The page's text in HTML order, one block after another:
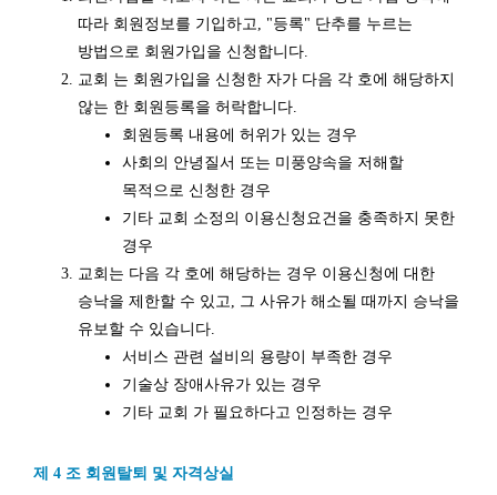
따라 회원정보를 기입하고, "등록" 단추를 누르는
방법으로 회원가입을 신청합니다.
교회 는 회원가입을 신청한 자가 다음 각 호에 해당하지
않는 한 회원등록을 허락합니다.
회원등록 내용에 허위가 있는 경우
사회의 안녕질서 또는 미풍양속을 저해할
목적으로 신청한 경우
기타 교회 소정의 이용신청요건을 충족하지 못한
경우
교회는 다음 각 호에 해당하는 경우 이용신청에 대한
승낙을 제한할 수 있고, 그 사유가 해소될 때까지 승낙을
유보할 수 있습니다.
서비스 관련 설비의 용량이 부족한 경우
기술상 장애사유가 있는 경우
기타 교회 가 필요하다고 인정하는 경우
제 4 조 회원탈퇴 및 자격상실